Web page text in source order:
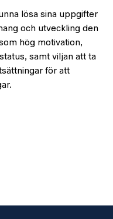
lösa sina uppgifter
och utveckling den
hög motivation,
samt viljan att ta
för att